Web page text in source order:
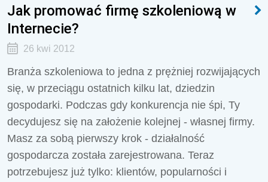
Jak promować firmę szkoleniową w
Internecie?
26 kwi 2012
Branża szkoleniowa to jedna z prężniej rozwijających
się, w przeciągu ostatnich kilku lat, dziedzin
gospodarki. Podczas gdy konkurencja nie śpi, Ty
decydujesz się na założenie kolejnej - własnej firmy.
Masz za sobą pierwszy krok - działalność
gospodarcza została zarejestrowana. Teraz
potrzebujesz już tylko: klientów, popularności i